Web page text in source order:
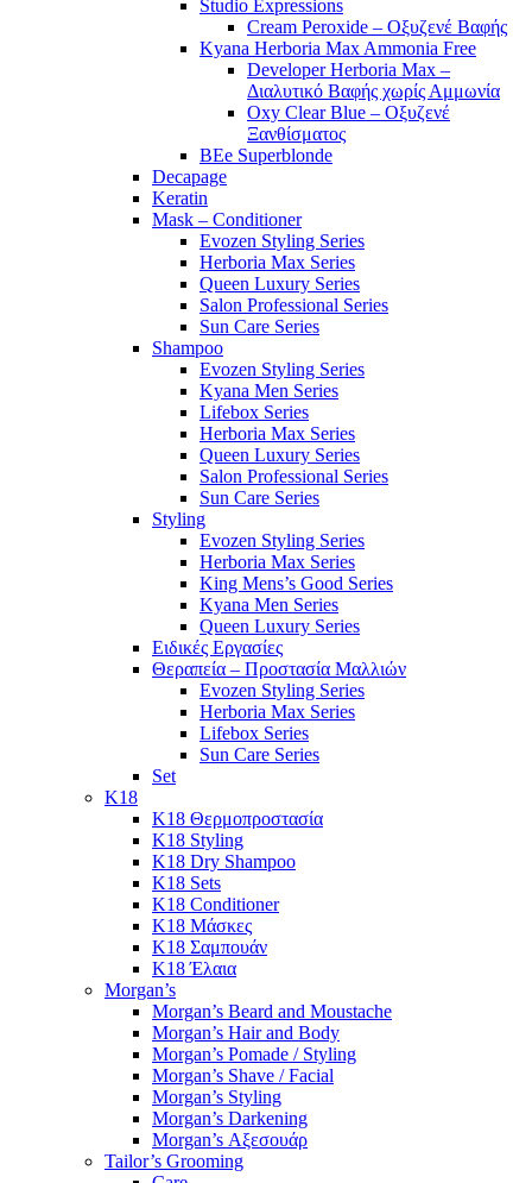
Studio Expressions
Cream Peroxide – Οξυζενέ Βαφής
Kyana Herboria Max Ammonia Free
Developer Herboria Max –
Διαλυτικό Βαφής χωρίς Αμμωνία
Oxy Clear Blue – Οξυζενέ
Ξανθίσματος
BEe Superblonde
Decapage
Keratin
Mask – Conditioner
Evozen Styling Series
Herboria Max Series
Queen Luxury Series
Salon Professional Series
Sun Care Series
Shampoo
Evozen Styling Series
Kyana Men Series
Lifebox Series
Herboria Max Series
Queen Luxury Series
Salon Professional Series
Sun Care Series
Styling
Evozen Styling Series
Herboria Max Series
King Mens’s Good Series
Kyana Men Series
Queen Luxury Series
Ειδικές Εργασίες
Θεραπεία – Προστασία Μαλλιών
Evozen Styling Series
Herboria Max Series
Lifebox Series
Sun Care Series
Set
K18
K18 Θερμοπροστασία
K18 Styling
K18 Dry Shampoo
K18 Sets
K18 Conditioner
K18 Μάσκες
K18 Σαμπουάν
K18 Έλαια
Morgan’s
Morgan’s Beard and Moustache
Morgan’s Hair and Body
Morgan’s Pomade / Styling
Morgan’s Shave / Facial
Morgan’s Styling
Morgan’s Darkening
Morgan’s Αξεσουάρ
Tailor’s Grooming